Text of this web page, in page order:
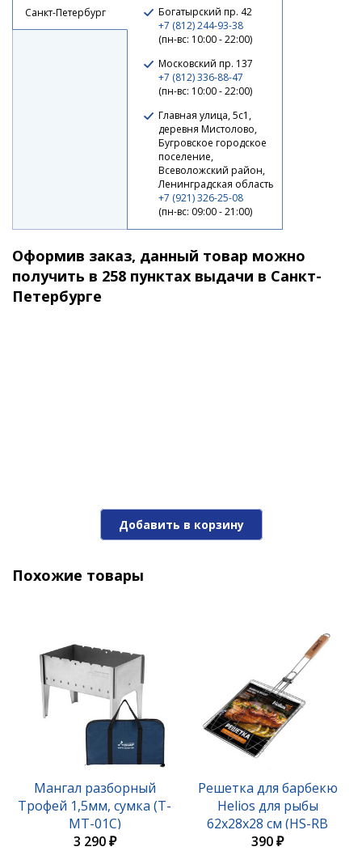
Санкт-Петербург
Богатырский пр. 42
+7 (812) 244-93-38
(пн-вс: 10:00 - 22:00)
Московский пр. 137
+7 (812) 336-88-47
(пн-вс: 10:00 - 22:00)
Главная улица, 5с1,
деревня Мистолово,
Бугровское городское
поселение,
Всеволожский район,
Ленинградская область
+7 (921) 326-25-08
(пн-вс: 09:00 - 21:00)
Оформив заказ, данный товар можно
получить в 258 пунктах выдачи в Санкт-
Петербурге
Добавить в корзину
Похожие товары
Мангал разборный
Трофей 1,5мм, сумка (T-
MT-01С)
3 290 ₽
Решетка для барбекю
Helios для рыбы
62х28х28 см (HS-RB
SY280)
390 ₽